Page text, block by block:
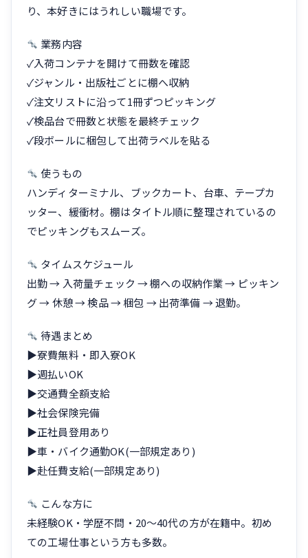
り、本好きにはうれしい職場です。
業務内容
✓入荷コンテナを開けて冊数を確認
✓ジャンル・出版社ごとに棚へ収納
✓注文リストに沿って1冊ずつピッキング
✓検品台で冊数と状態を最終チェック
✓段ボールに梱包して出荷ラベルを貼る
使うもの
ハンディターミナル、ブックカート、台車、テープカ
ッター、緩衝材。棚はタイトル順に整理されているの
でピッキングもスムーズ。
タイムスケジュール
出勤 → 入荷量チェック → 棚への収納作業 → ピッキン
グ → 休憩 → 検品 → 梱包 → 出荷準備 → 退勤。
待遇まとめ
▶寮費無料・即入寮OK
▶週払いOK
▶交通費全額支給
▶社会保険完備
▶正社員登用あり
▶車・バイク通勤OK(一部規定あり)
▶赴任費支給(一部規定あり)
こんな方に
未経験OK・学歴不問・20〜40代の方が在籍中。初め
ての工場仕事という方も多数。